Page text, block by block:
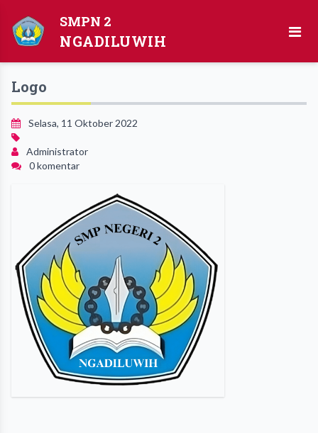
SMPN 2
NGADILUWIH
Logo
Selasa, 11 Oktober 2022
Administrator
0 komentar